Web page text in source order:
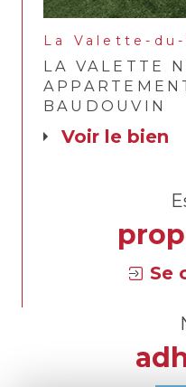
La Valette-du-
LA VALETTE
BAUDOUVIN
voir le bien
Se